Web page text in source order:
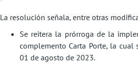
La resolución señala, entre otras
Se reitera la prórroga de la
complemento Carta Porte, la
01 de agosto de 2023.